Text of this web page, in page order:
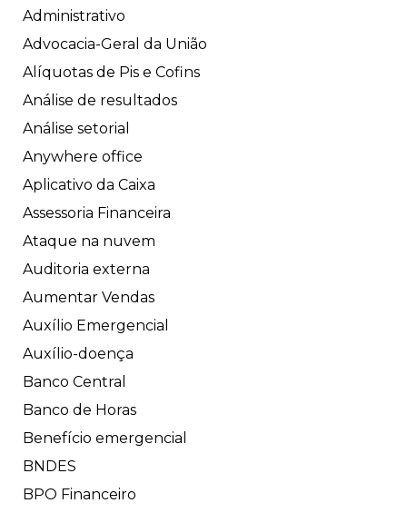
Administrativo
Advocacia-Geral da União
Alíquotas de Pis e Cofins
Análise de resultados
Análise setorial
Anywhere office
Aplicativo da Caixa
Assessoria Financeira
Ataque na nuvem
Auditoria externa
Aumentar Vendas
Auxílio Emergencial
Auxílio-doença
Banco Central
Banco de Horas
Benefício emergencial
BNDES
BPO Financeiro